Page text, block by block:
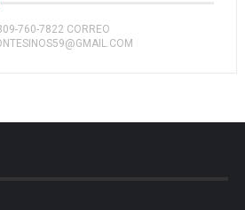
760-7822 CORREO